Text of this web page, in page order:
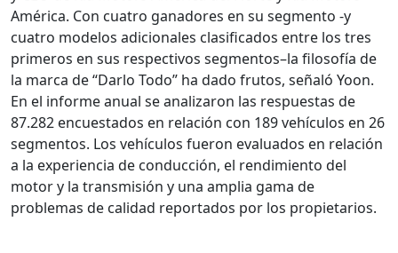
América. Con cuatro ganadores en su segmento -y
cuatro modelos adicionales clasificados entre los tres
primeros en sus respectivos segmentos–la filosofía de
la marca de “Darlo Todo” ha dado frutos, señaló Yoon.
En el informe anual se analizaron las respuestas de
87.282 encuestados en relación con 189 vehículos en 26
segmentos. Los vehículos fueron evaluados en relación
a la experiencia de conducción, el rendimiento del
motor y la transmisión y una amplia gama de
problemas de calidad reportados por los propietarios.